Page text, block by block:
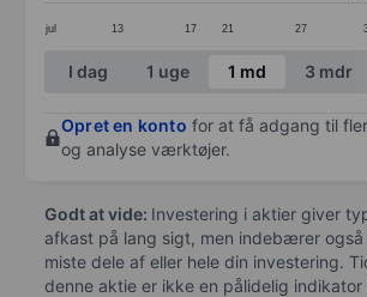
jul 13 17 21 27
End of interactive chart.
I dag 1 uge 1 md 3 mdr
Opret en konto for at få adgang til
og analyse værktøjer.
Godt at vide: Investering i aktier giver
afkast på lang sigt, men indebærer også
miste dele af eller hele din investering.
denne aktie er ikke en pålidelig